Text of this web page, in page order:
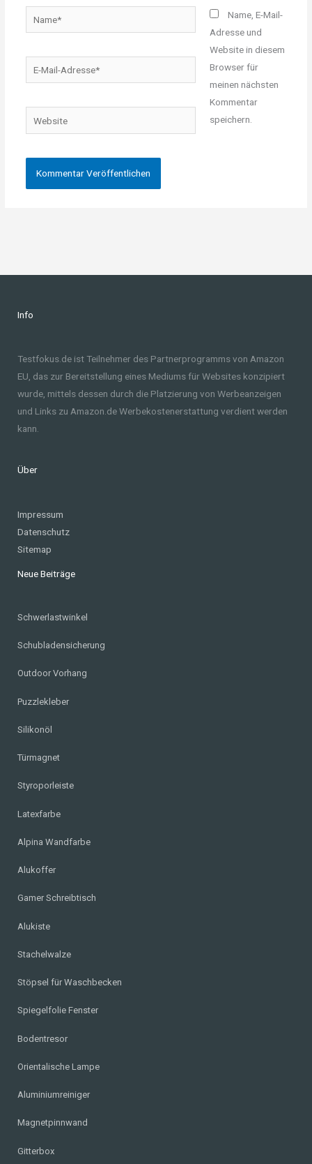
Mail-
Website
Name, E-Mail-
Adresse und
Website in diesem
Browser für
meinen nächsten
Kommentar
speichern.
Info
Testfokus.de ist Teilnehmer des Partnerprogramms von Amazon
EU, das zur Bereitstellung eines Mediums für Websites konzipiert
wurde, mittels dessen durch die Platzierung von Werbeanzeigen
und Links zu Amazon.de Werbekostenerstattung verdient werden
kann.
Über
Impressum
Datenschutz
Sitemap
Neue Beiträge
Schwerlastwinkel
Schubladensicherung
Outdoor Vorhang
Puzzlekleber
Silikonöl
Türmagnet
Styroporleiste
Latexfarbe
Alpina Wandfarbe
Alukoffer
Gamer Schreibtisch
Alukiste
Stachelwalze
Stöpsel für Waschbecken
Spiegelfolie Fenster
Bodentresor
Orientalische Lampe
Aluminiumreiniger
Magnetpinnwand
Gitterbox